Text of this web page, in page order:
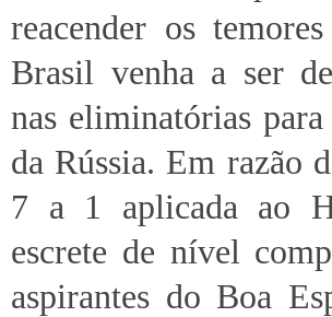
reacender os
Brasil venha a ser
nas eliminatórias
da Rússia. Em razão
7 a 1 aplicada ao
escrete de nível
aspirantes do Boa